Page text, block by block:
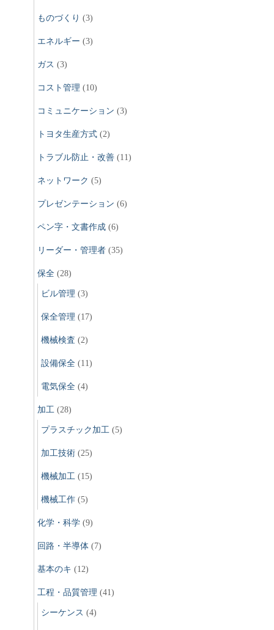
ものづくり (3)
エネルギー (3)
ガス (3)
コスト管理 (10)
コミュニケーション (3)
トヨタ生産方式 (2)
トラブル防止・改善 (11)
ネットワーク (5)
プレゼンテーション (6)
ペン字・文書作成 (6)
リーダー・管理者 (35)
保全 (28)
ビル管理 (3)
保全管理 (17)
機械検査 (2)
設備保全 (11)
電気保全 (4)
加工 (28)
プラスチック加工 (5)
加工技術 (25)
機械加工 (15)
機械工作 (5)
化学・科学 (9)
回路・半導体 (7)
基本のキ (12)
工程・品質管理 (41)
シーケンス (4)